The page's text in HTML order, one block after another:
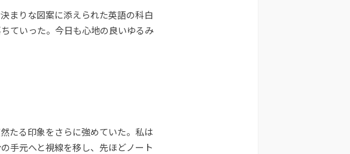
まりな図案に添えられた英語の科白
ていった。今日も心地の良いゆるみ
たる印象をさらに強めていた。私は
手元へと視線を移し、先ほどノート